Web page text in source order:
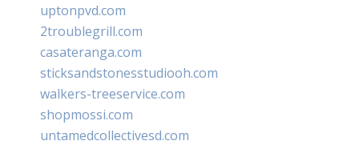
uptonpvd.com
2troublegrill.com
casateranga.com
sticksandstonesstudiooh.com
walkers-treeservice.com
shopmossi.com
untamedcollectivesd.com